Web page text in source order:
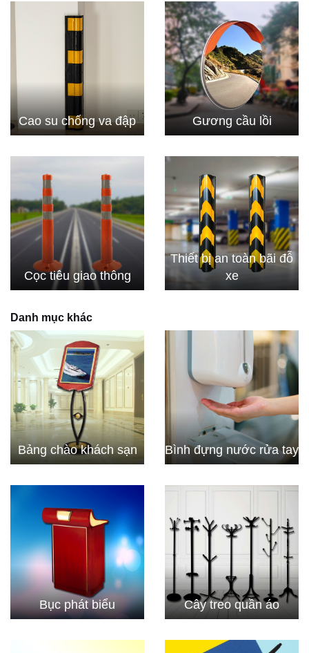
Cao su chống va đập Gương cầu lồi
Cọc tiêu giao thông
Thiết bị an toàn bãi đỗ
xe
Danh mục khác
Bảng chào khách sạn Bình đựng nước rửa tay
Bục phát biểu Cây treo quần áo